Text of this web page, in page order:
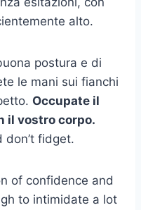
alto.
postura e di
le mani sui fianchi
Occupate il
il vostro corpo.
don’t fidget.
of confidence and
to intimidate a lot